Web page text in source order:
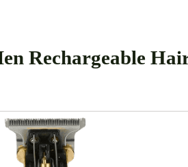
Rechargeable